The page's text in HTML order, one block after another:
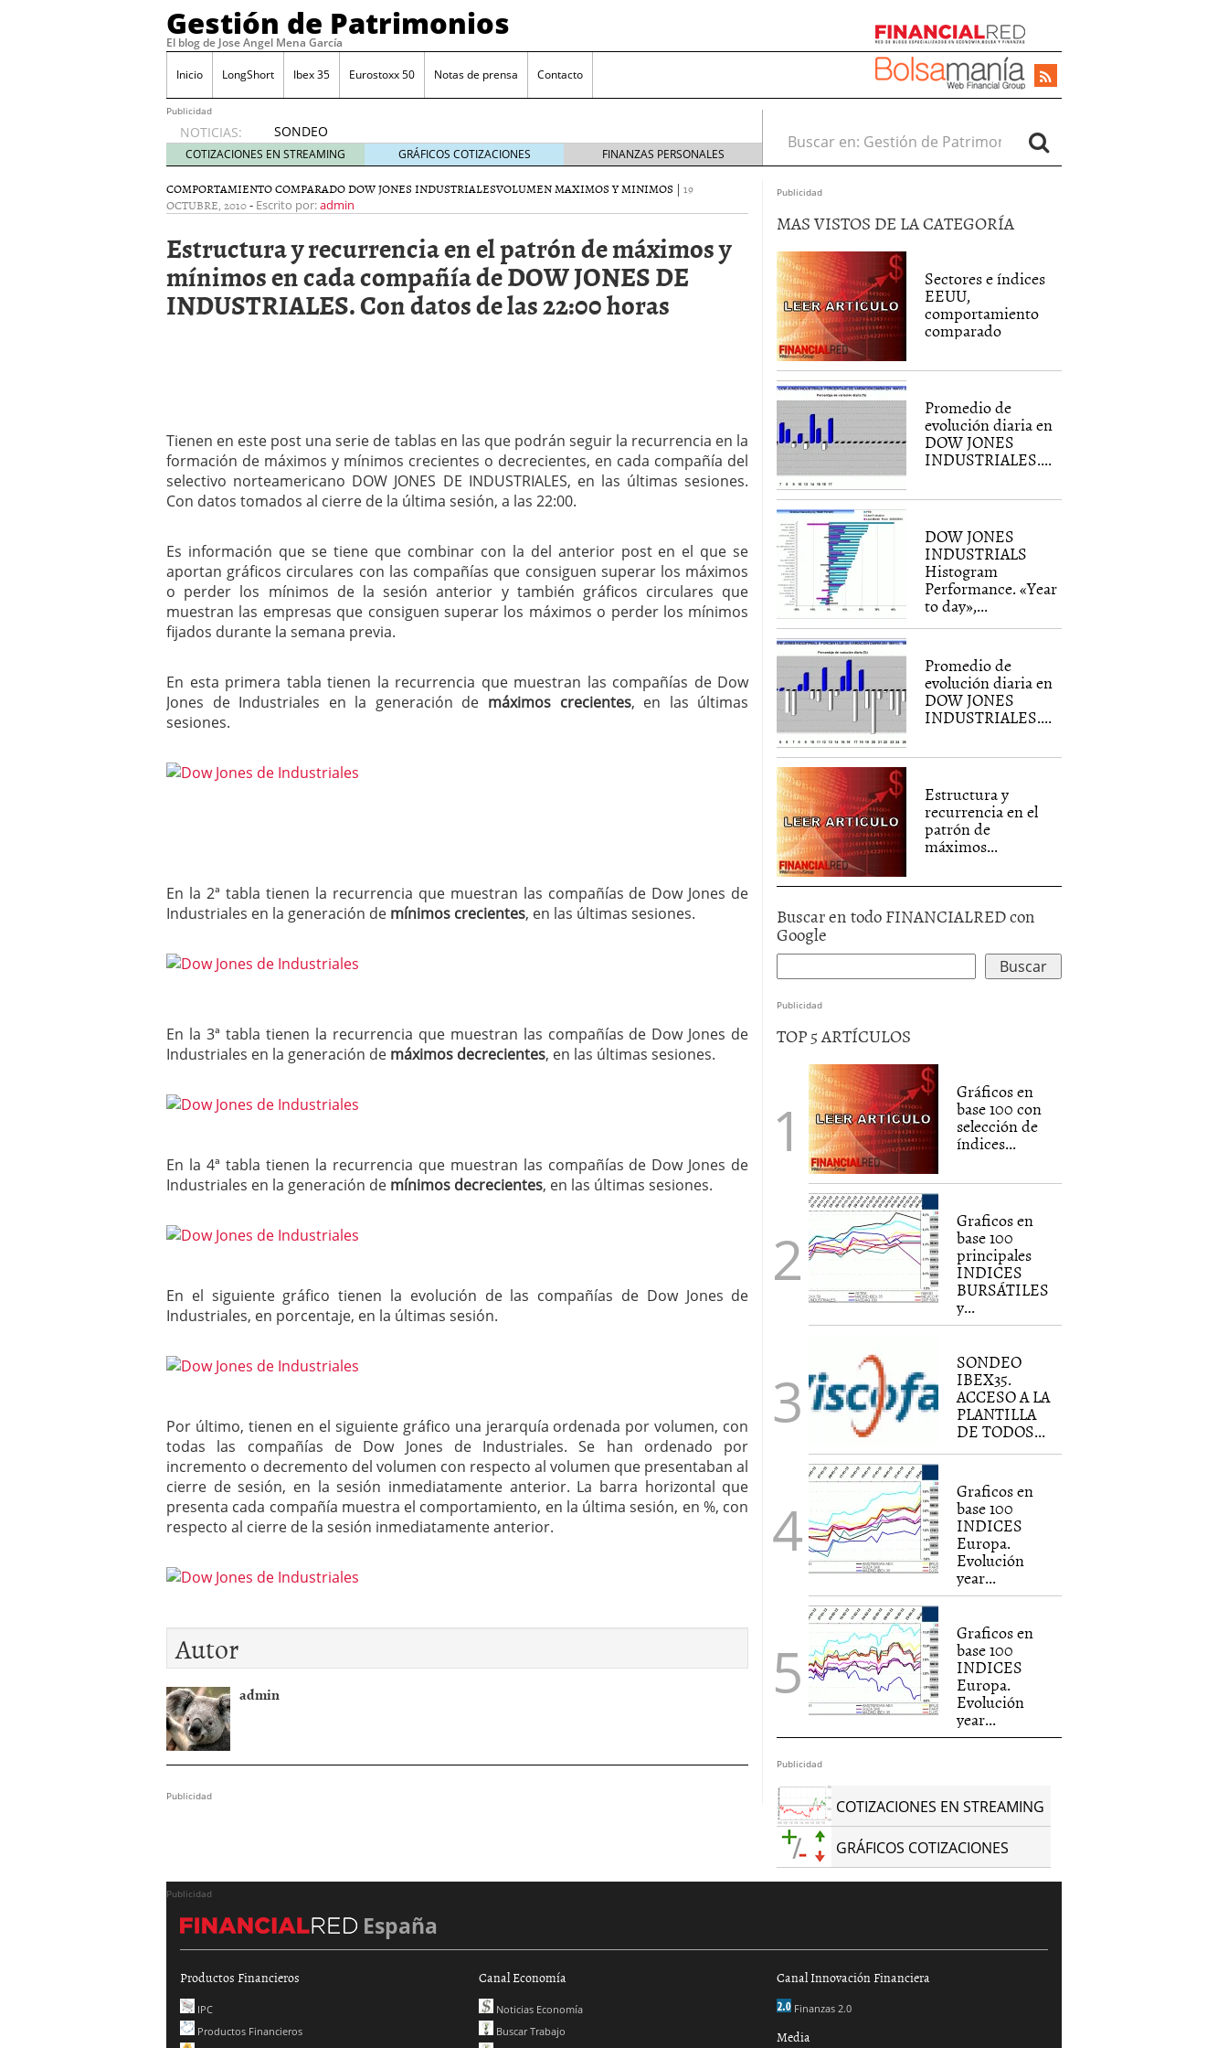
Gestión de Patrimonios
El blog de Jose Angel Mena García
Inicio LongShort Ibex 35 Eurostoxx 50 Notas de prensa Contacto
Publicidad
NOTICIAS:
SONDEO
IBEX35.
ACCESO
A LA
PLANTILLA
TODOS
LOS
VALORES
DE
IBEX35
Catalejo sobre IBEX35. SISM?METROS. Prosiguen a la baja desde el 13/mayo
y a?n tienen recorrido adicional mayo 24, 2013
CATALEJO SOBRE IBEX35. TERMOMETROS. Aún con recorrido a la baja para
alcanzar la zona de sobreventa y entonces si se podría apostar por un
COTIZACIONES EN STREAMING GRÁFICOS COTIZACIONES FINANZAS PERSONALES
Buscar en:
COMPORTAMIENTO COMPARADO DOW JONES INDUSTRIALESVOLUMEN MAXIMOS Y MINIMOS | 19
OCTUBRE, 2010- Escrito por:admin
Estructura y recurrencia en el patrón de máximos y
mínimos en cada compañía de DOW JONES DE
INDUSTRIALES. Con datos de las 22:00 horas
Tienen en este post una serie de tablas en las que podrán seguir la recurrencia en la
formación de máximos y mínimos crecientes o decrecientes, en cada compañía del
selectivo norteamericano DOW JONES DE INDUSTRIALES, en las últimas sesiones.
Con datos tomados al cierre de la última sesión, a las 22:00.
Es información que se tiene que combinar con la del anterior post en el que se
aportan gráficos circulares con las compañías que consiguen superar los máximos
o perder los mínimos de la sesión anterior y también gráficos circulares que
muestran las empresas que consiguen superar los máximos o perder los mínimos
fijados durante la semana previa.
En esta primera tabla tienen la recurrencia que muestran las compañías de Dow
Jones de Industriales en la generación de máximos crecientes, en las últimas
sesiones.
En la 2ª tabla tienen la recurrencia que muestran las compañías de Dow Jones de
Industriales en la generación de mínimos crecientes, en las últimas sesiones.
En la 3ª tabla tienen la recurrencia que muestran las compañías de Dow Jones de
Industriales en la generación de máximos decrecientes, en las últimas sesiones.
En la 4ª tabla tienen la recurrencia que muestran las compañías de Dow Jones de
Industriales en la generación de mínimos decrecientes, en las últimas sesiones.
En el siguiente gráfico tienen la evolución de las compañías de Dow Jones de
Industriales, en porcentaje, en la últimas sesión.
Por último, tienen en el siguiente gráfico una jerarquía ordenada por volumen, con
todas las compañías de Dow Jones de Industriales. Se han ordenado por
incremento o decremento del volumen con respecto al volumen que presentaban al
cierre de sesión, en la sesión inmediatamente anterior. La barra horizontal que
presenta cada compañía muestra el comportamiento, en la última sesión, en %, con
respecto al cierre de la sesión inmediatamente anterior.
Autor
admin
Publicidad
Publicidad
MAS VISTOS DE LA CATEGORÍA
Sectores e índices
EEUU,
comportamiento
comparado
Promedio de
evolución diaria en
DOW JONES
INDUSTRIALES....
DOW JONES
INDUSTRIALS
Histogram
Performance. «Year
to day»,...
Promedio de
evolución diaria en
DOW JONES
INDUSTRIALES....
Estructura y
recurrencia en el
patrón de
máximos...
Buscar en todo FINANCIALRED con
Google
Publicidad
TOP 5 ARTÍCULOS
Gráficos en
base 100 con
selección de
índices...
Graficos en
base 100
principales
INDICES
BURSÁTILES
y...
SONDEO
IBEX35.
ACCESO A LA
PLANTILLA
DE TODOS...
Graficos en
base 100
INDICES
Europa.
Evolución
year...
Graficos en
base 100
INDICES
Europa.
Evolución
year...
Publicidad
COTIZACIONES EN STREAMING
GRÁFICOS COTIZACIONES
Publicidad
España
Productos Financieros
IPC
Productos Financieros
Canal Economía
Noticias Economía
Buscar Trabajo
Canal Innovación Financiera
Finanzas 2.0
Media